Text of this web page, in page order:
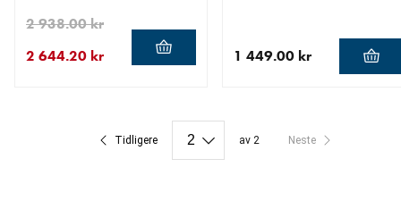
2 644.20 kr
2 938.00 kr
1 449.00 kr
Tidligere av 2 Neste